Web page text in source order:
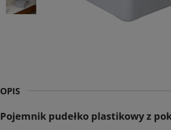
OPIS
Pojemnik pudełko plastikowy z